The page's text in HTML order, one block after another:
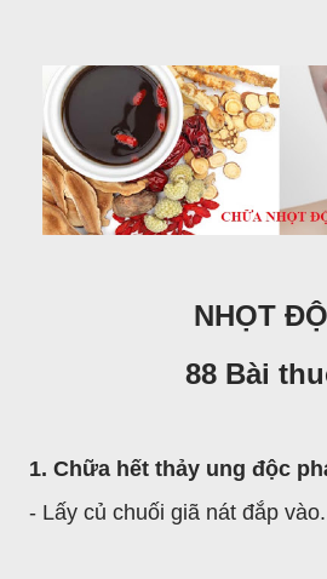
NHỌT
88 Bài
1. Chữa hết thảy ung độc
- Lấy củ chuối giã nát đắp vào.